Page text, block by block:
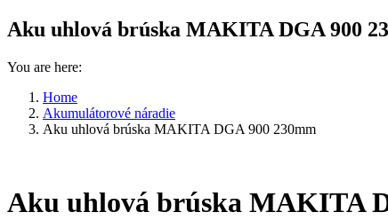
Aku uhlová brúska MAKITA DGA 900
You are here:
Home
Akumulátorové náradie
Aku uhlová brúska MAKITA DGA 900 230mm
Aku uhlová brúska MAKITA